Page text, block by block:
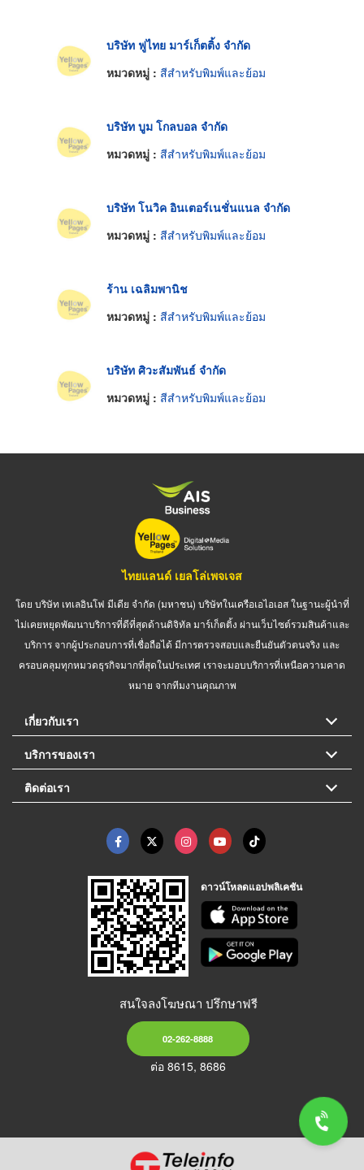
บริษัท ฟูไทย มาร์เก็ตติ้ง จำกัด
หมวดหมู่ : สีสำหรับพิมพ์และย้อม
บริษัท บูม โกลบอล จำกัด
หมวดหมู่ : สีสำหรับพิมพ์และย้อม
บริษัท โนวิค อินเตอร์เนชั่นแนล จำกัด
หมวดหมู่ : สีสำหรับพิมพ์และย้อม
ร้าน เฉลิมพานิช
หมวดหมู่ : สีสำหรับพิมพ์และย้อม
บริษัท ศิวะสัมพันธ์ จำกัด
หมวดหมู่ : สีสำหรับพิมพ์และย้อม
ไทยแลนด์ เยลโล่เพจเจส
โดย บริษัท เทเลอินโฟ มีเดีย จำกัด (มหาชน) บริษัทในเครือเอไอเอส ในฐานะผู้นำที่
ไม่เคยหยุดพัฒนาบริการที่ดีที่สุดด้านดิจิทัล มาร์เก็ตติ้ง ผ่านเว็บไซต์รวมสินค้าและ
บริการ จากผู้ประกอบการที่เชื่อถือได้ มีการตรวจสอบและยืนยันตัวตนจริง และ
ครอบคลุมทุกหมวดธุรกิจมากที่สุดในประเทศ เราจะมอบบริการที่เหนือความคาด
หมาย จากทีมงานคุณภาพ
เกี่ยวกับเรา
บริการของเรา
ติดต่อเรา
ดาวน์โหลดแอปพลิเคชัน
สนใจลงโฆษณา ปรึกษาฟรี
02-262-8888
ต่อ 8615, 8686